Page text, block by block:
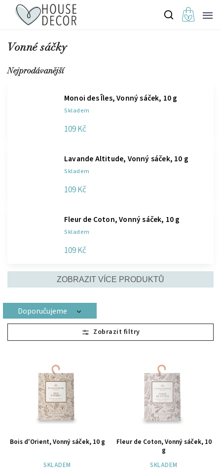
Vonné sáčky
Nejprodávanější
Monoi des Îles, Vonný sáček, 10 g
Skladem
109 Kč
Lavande Altitude, Vonný sáček, 10 g
Skladem
109 Kč
Fleur de Coton, Vonný sáček, 10 g
Skladem
109 Kč
ZOBRAZIT VÍCE PRODUKTŮ
Doporučujeme
Nejlevnější
Nejdražší
Abecedně
Bois d'Orient, Vonný sáček, 10 g
SKLADEM
Fleur de Coton, Vonný sáček, 10
g
SKLADEM